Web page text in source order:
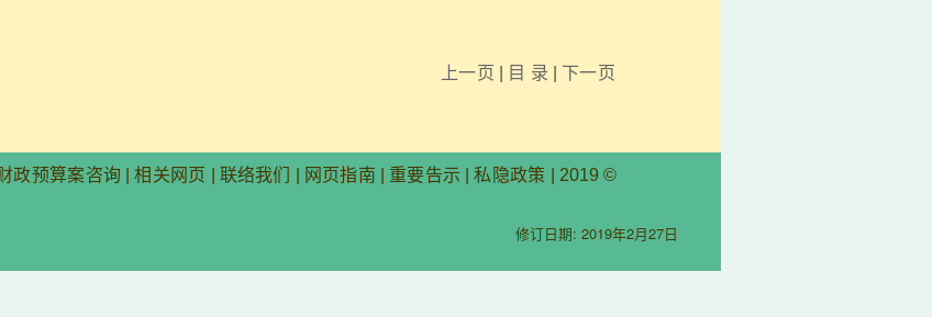
上一页 | 目 录 | 下一页
政预算案咨询 |相关网页 联络我们 网页指南 重要告示 |私隐政策 | 2019 ©
修订日期: 2019年2月27日